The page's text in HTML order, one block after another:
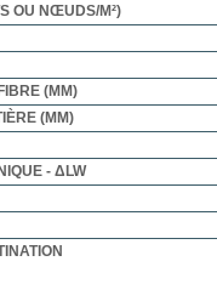
OU NŒUDS/M²)
(MM)
(MM)
- ΔLW